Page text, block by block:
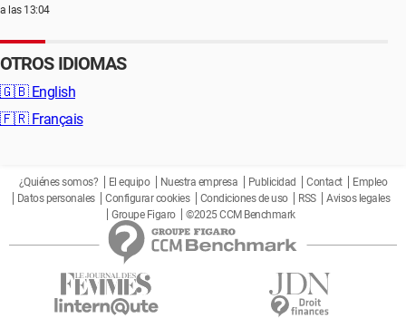
a las 13:04
OTROS IDIOMAS
🇬🇧 English
🇫🇷 Français
¿Quiénes somos? El equipo Nuestra empresa Publicidad Contact
Empleo
Datos personales
Configurar cookies Condiciones de uso RSS
Avisos legales
Groupe Figaro
©2025 CCM Benchmark